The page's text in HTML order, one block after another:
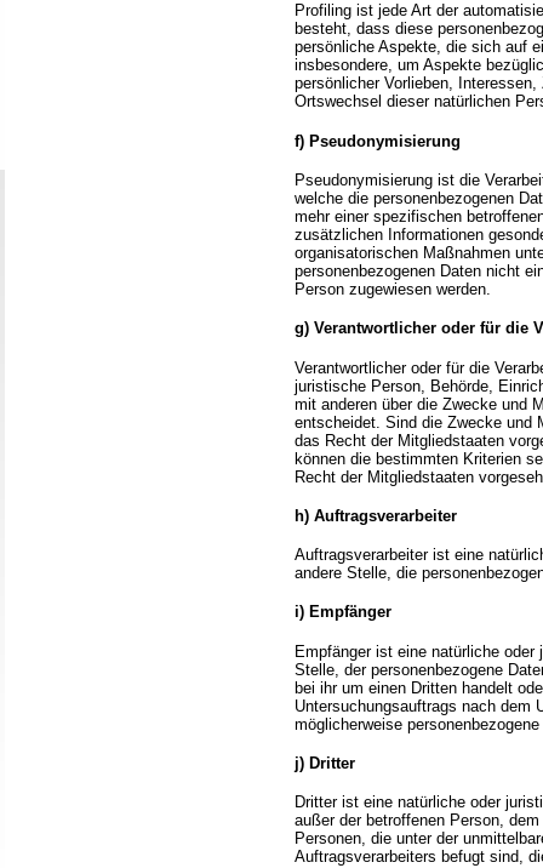
Profiling ist jede Art der
besteht, dass diese
persönliche Aspekte, die sich auf
insbesondere, um Aspekte
persönlicher Vorlieben,
Ortswechsel dieser natürlichen
f) Pseudonymisierung
Pseudonymisierung ist die
welche die personenbezogenen
mehr einer spezifischen
zusätzlichen Informationen
organisatorischen Maßnahmen
personenbezogenen Daten nicht
Person zugewiesen werden.
g) Verantwortlicher oder für die
Verantwortlicher oder für die
juristische Person, Behörde,
mit anderen über die Zwecke und
entscheidet. Sind die Zwecke und
das Recht der Mitgliedstaaten
können die bestimmten Kriterien
Recht der Mitgliedstaaten
h) Auftragsverarbeiter
Auftragsverarbeiter ist eine
andere Stelle, die
i) Empfänger
Empfänger ist eine natürliche
Stelle, der personenbezogene
bei ihr um einen Dritten handelt
Untersuchungsauftrags nach dem
möglicherweise
j) Dritter
Dritter ist eine natürliche oder
außer der betroffenen Person,
Personen, die unter der
Auftragsverarbeiters befugt sind,